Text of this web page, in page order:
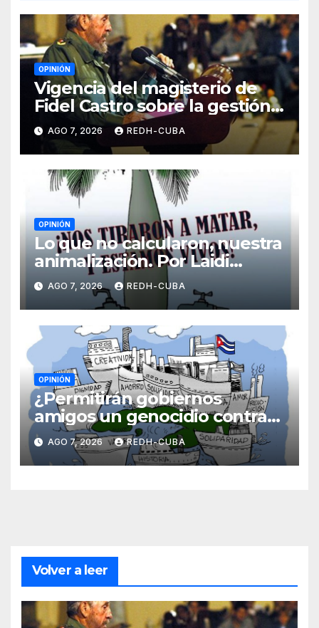
OPINIÓN
Vigencia del magisterio de
Fidel Castro sobre la gestión
del liderazgo revolucionario.
Por Jorge Luís Guach Estévez
AGO 7, 2026 REDH-CUBA
OPINIÓN
Lo que no calcularon, nuestra
animalización. Por Laidi
Fernández de Juan
AGO 7, 2026 REDH-CUBA
OPINIÓN
¿Permitirán gobiernos
amigos un genocidio contra
Cuba? Por Hedelberto López
Blanch
AGO 7, 2026 REDH-CUBA
Volver a leer